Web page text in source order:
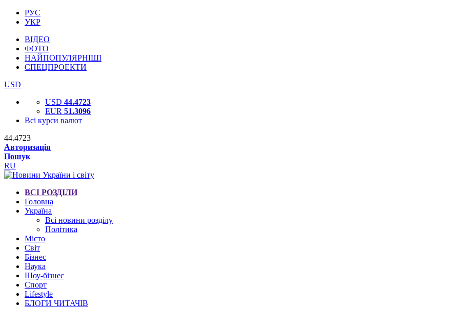
РУС
УКР
ВІДЕО
ФОТО
НАЙПОПУЛЯРНІШІ
СПЕЦПРОЕКТИ
USD
USD 44.4723
EUR 51.3096
Всі курси валют
44.4723
Авторизація
Пошук
RU
ВСІ РОЗДІЛИ
Головна
Україна
Всі новини розділу
Політика
Місто
Світ
Бізнес
Наука
Шоу-бізнес
Спорт
Lifestyle
БЛОГИ ЧИТАЧІВ